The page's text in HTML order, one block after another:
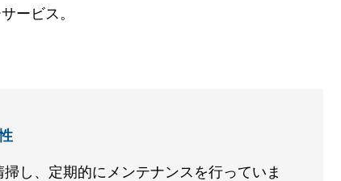
ービス。
し、定期的にメンテナンスを行っていま